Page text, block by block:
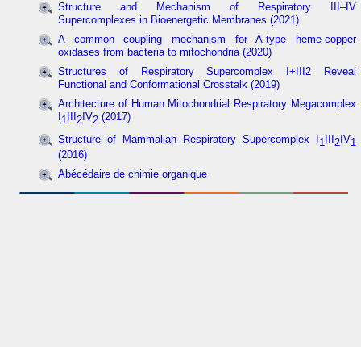
Structure and Mechanism of Respiratory III–IV
Supercomplexes in Bioenergetic Membranes (2021)
A common coupling mechanism for A-type heme-copper
oxidases from bacteria to mitochondria (2020)
Structures of Respiratory Supercomplex I+III2 Reveal
Functional and Conformational Crosstalk (2019)
Architecture of Human Mitochondrial Respiratory Megacomplex
1 2 IV2 (2017)
Structure of Mammalian Respiratory Supercomplex I1 III2IV1
(2016)
Abécédaire de chimie organique